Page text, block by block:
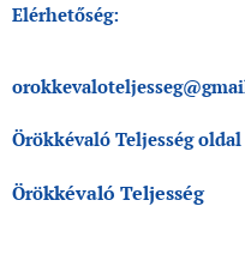
Elérhetőség:
Örökkévaló Teljesség oldal
Örökkévaló Teljesség